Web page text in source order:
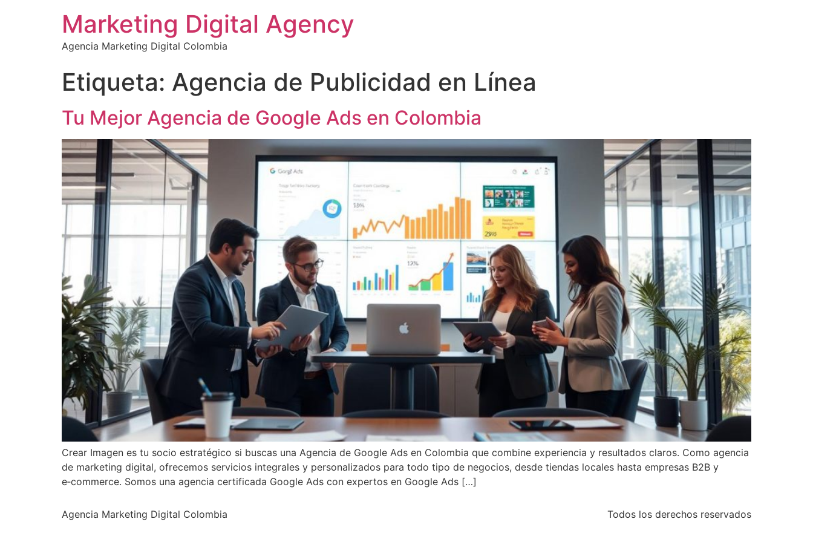
Marketing Digital Agency
Agencia Marketing Digital Colombia
Etiqueta: Agencia de Publicidad en Línea
Tu Mejor Agencia de Google Ads en Colombia
Crear Imagen es tu socio estratégico si buscas una Agencia de Google Ads en Colombia que combine experiencia y resultados claros. Como agencia
de marketing digital, ofrecemos servicios integrales y personalizados para todo tipo de negocios, desde tiendas locales hasta empresas B2B y
e‑commerce. Somos una agencia certificada Google Ads con expertos en Google Ads […]
Agencia Marketing Digital Colombia Todos los derechos reservados